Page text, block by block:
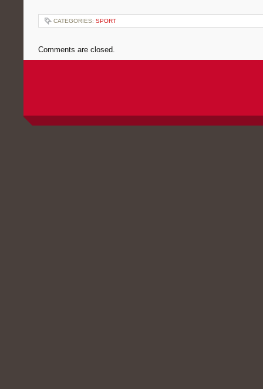
CATEGORIES: SPORT
Comments are closed.